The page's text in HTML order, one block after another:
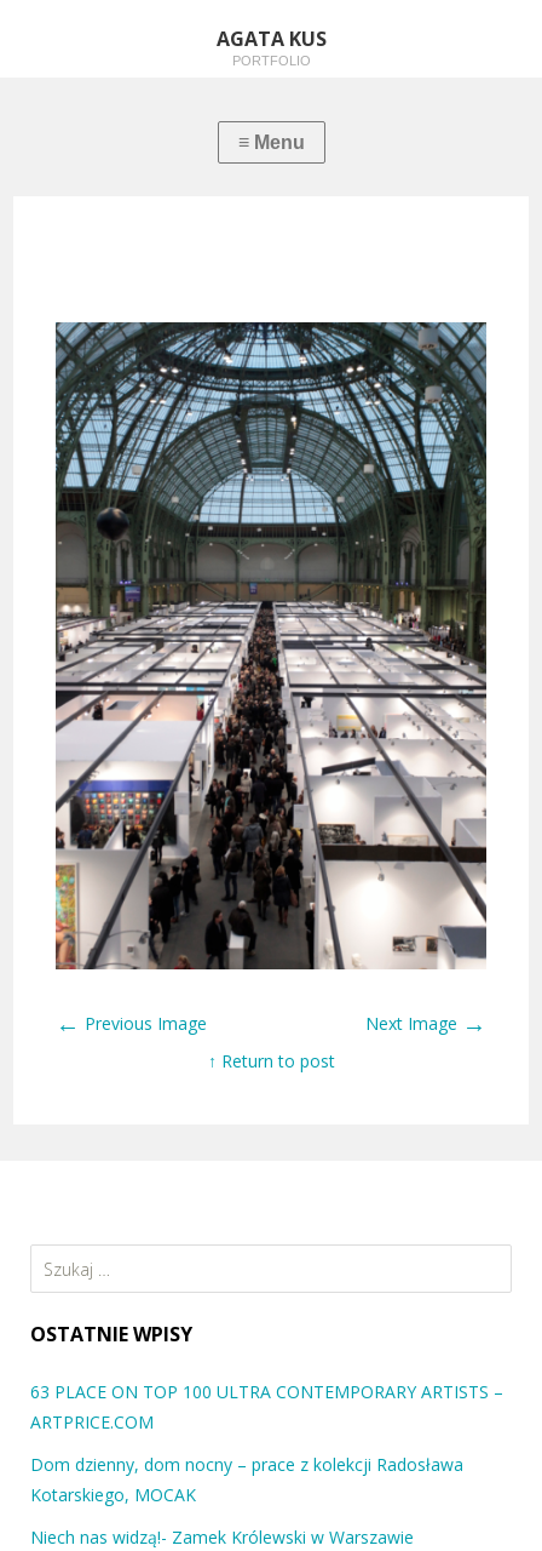
AGATA KUS
PORTFOLIO
← Previous Image Next Image →
↑ Return to post
Szukaj:
OSTATNIE WPISY
63 PLACE ON TOP 100 ULTRA CONTEMPORARY ARTISTS –
ARTPRICE.COM
Dom dzienny, dom nocny – prace z kolekcji Radosława
Kotarskiego, MOCAK
Niech nas widzą!- Zamek Królewski w Warszawie